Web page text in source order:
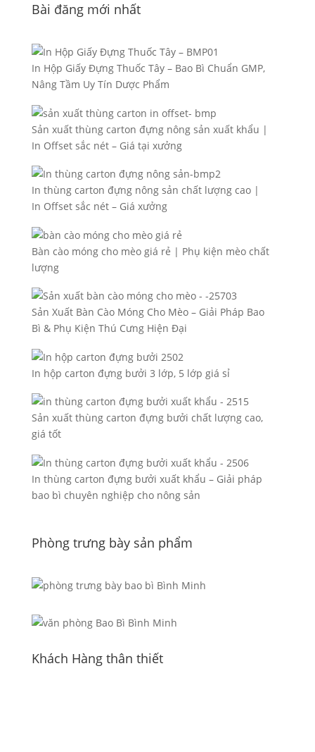
Bài đăng mới nhất
In Hộp Giấy Đựng Thuốc Tây – Bao Bì Chuẩn GMP,
Nâng Tầm Uy Tín Dược Phẩm
Sản xuất thùng carton đựng nông sản xuất khẩu |
In Offset sắc nét – Giá tại xưởng
In thùng carton đựng nông sản chất lượng cao |
In Offset sắc nét – Giá xưởng
Bàn cào móng cho mèo giá rẻ | Phụ kiện mèo chất
lượng
Sản Xuất Bàn Cào Móng Cho Mèo – Giải Pháp Bao
Bì & Phụ Kiện Thú Cưng Hiện Đại
In hộp carton đựng bưởi 3 lớp, 5 lớp giá sỉ
Sản xuất thùng carton đựng bưởi chất lượng cao,
giá tốt
In thùng carton đựng bưởi xuất khẩu – Giải pháp
bao bì chuyên nghiệp cho nông sản
Phòng trưng bày sản phẩm
Khách Hàng thân thiết